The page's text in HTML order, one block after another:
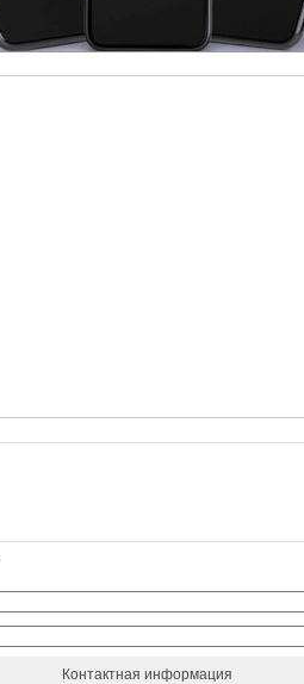
Контактная информация